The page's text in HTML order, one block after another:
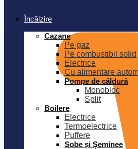
Încălzire
Cazane
Pe gaz
Pe combustibil solid
Electrice
Cu alimentare
Pompe de căldură
Monobloc
Split
Boilere
Electrice
Termoelectrice
Puffere
Sobe și Șeminee